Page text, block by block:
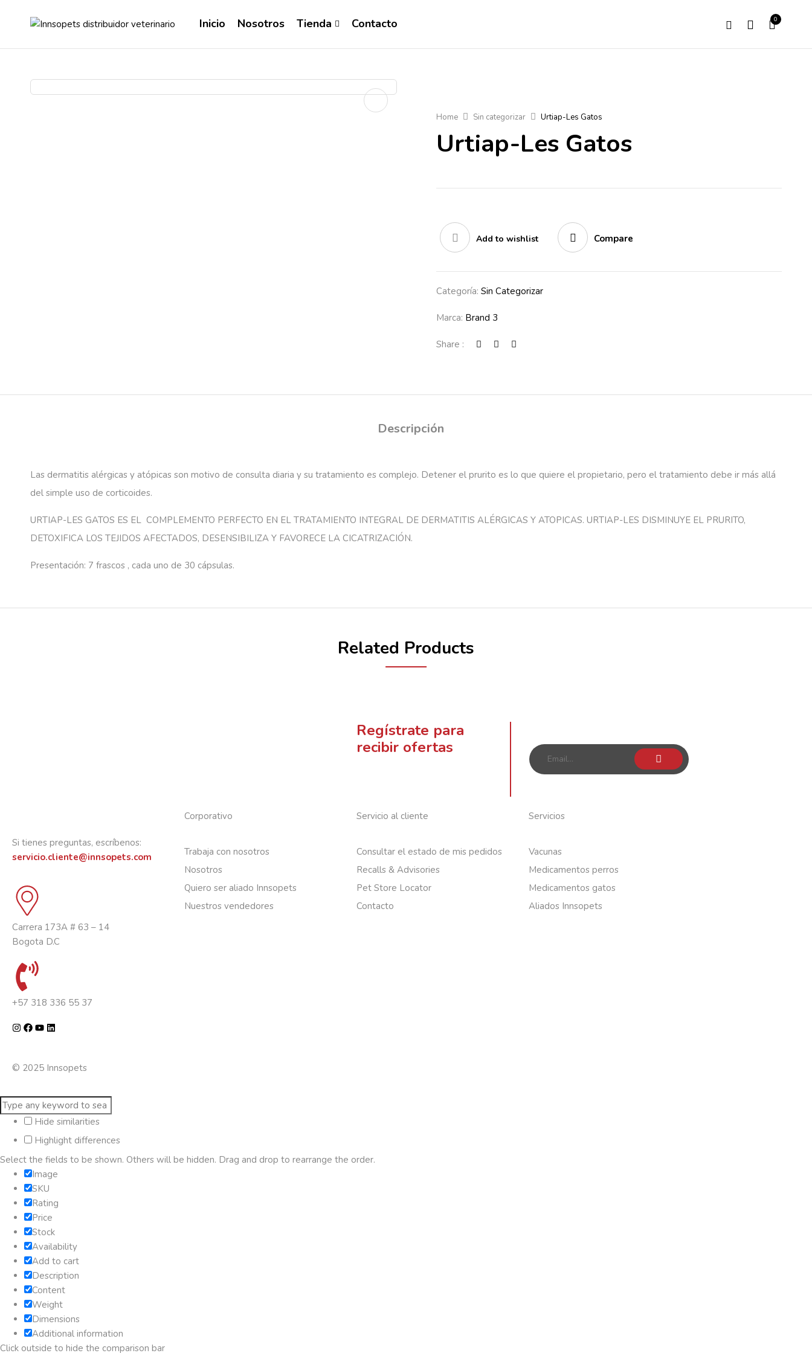
Inicio Nosotros Tienda Contacto 0
Home Sin categorizar Urtiap-Les Gatos
Urtiap-Les Gatos
Add to wishlist Compare
Categoría: Sin Categorizar
Marca: Brand 3
Share :
Descripción
Las dermatitis alérgicas y atópicas son motivo de consulta diaria y su tratamiento es complejo. Detener el prurito es lo que quiere el propietario, pero el tratamiento debe ir más allá
del simple uso de corticoides.
URTIAP-LES GATOS ES EL COMPLEMENTO PERFECTO EN EL TRATAMIENTO INTEGRAL DE DERMATITIS ALÉRGICAS Y ATOPICAS. URTIAP-LES DISMINUYE EL PRURITO,
DETOXIFICA LOS TEJIDOS AFECTADOS, DESENSIBILIZA Y FAVORECE LA CICATRIZACIÓN.
Presentación: 7 frascos , cada uno de 30 cápsulas.
Related Products
Regístrate para
recibir ofertas
Si tienes preguntas, escríbenos:
servicio.cliente@innsopets.com
Carrera 173A # 63 – 14
Bogota D.C
+57 318 336 55 37
Corporativo
Trabaja con nosotros
Nosotros
Quiero ser aliado Innsopets
Nuestros vendedores
Servicio al cliente
Consultar el estado de mis pedidos
Recalls & Advisories
Pet Store Locator
Contacto
Servicios
Vacunas
Medicamentos perros
Medicamentos gatos
Aliados Innsopets
© 2025 Innsopets
Hide similarities
Highlight differences
Select the fields to be shown. Others will be hidden. Drag and drop to rearrange the order.
Image
SKU
Rating
Price
Stock
Availability
Add to cart
Description
Content
Weight
Dimensions
Additional information
Click outside to hide the comparison bar